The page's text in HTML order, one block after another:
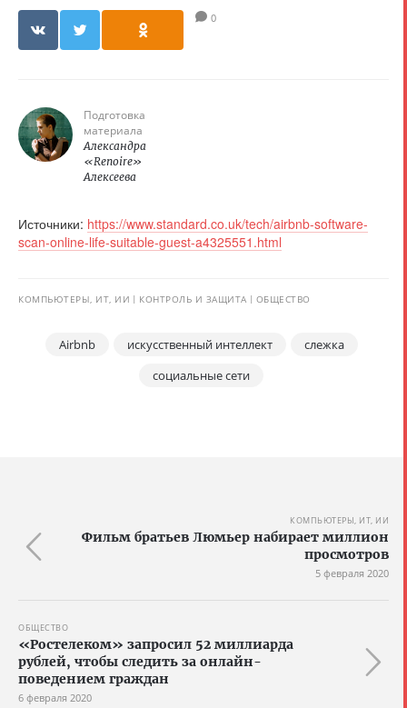
0
Подготовка
материала
Александра
«Renoire»
Алексеева
Источники: https://www.standard.co.uk/tech/airbnb-software-
scan-online-life-suitable-guest-a4325551.html
КОМПЬЮТЕРЫ, ИТ, ИИ КОНТРОЛЬ И ЗАЩИТА ОБЩЕСТВО
Airbnb искусственный интеллект
слежка
социальные сети
КОМПЬЮТЕРЫ, ИТ, ИИ
Фильм братьев Люмьер набирает миллион
просмотров
5 февраля 2020
ОБЩЕСТВО
«Ростелеком» запросил 52 миллиарда
рублей, чтобы следить за онлайн-
поведением граждан
6 февраля 2020